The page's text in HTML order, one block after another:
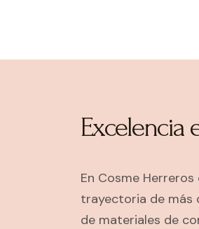
Excelencia
En Cosme
trayectoria de más
de materiales de